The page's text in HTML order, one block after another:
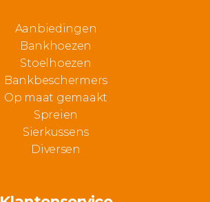
Aanbiedingen
Bankhoezen
Stoelhoezen
Bankbeschermers
Op maat gemaakt
Spreien
Sierkussens
Diversen